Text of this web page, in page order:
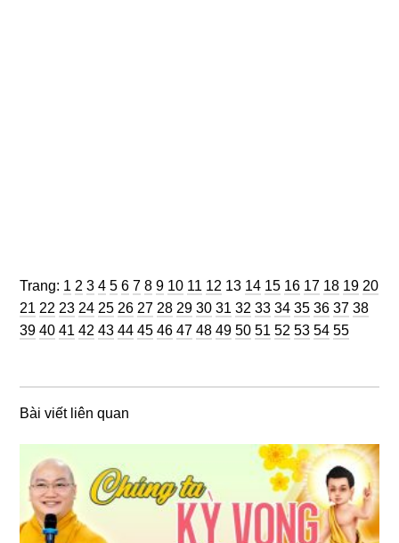
Trang: Trang
1 Trang
2 Trang
3 Trang
4 Trang
5 Trang
6 Trang
7 Trang
8 Trang
9 Trang
10 Trang
11 Trang
12 Trang
13 Trang
14 Trang
15 Trang
16 Trang
17 Trang
18 Trang
19 Trang
20
Trang
21 Trang
22 Trang
23 Trang
24 Trang
25 Trang
26 Trang
27 Trang
28 Trang
29 Trang
30 Trang
31 Trang
32 Trang
33 Trang
34 Trang
35 Trang
36 Trang
37 Trang
38
39 Trang
40 Trang
41 Trang
42 Trang
43 Trang
44 Trang
45 Trang
46 Trang
47 Trang
48 Trang
49 Trang
50 Trang
51 Trang
52 Trang
53 Trang
54 Trang
55
Bài viết liên quan